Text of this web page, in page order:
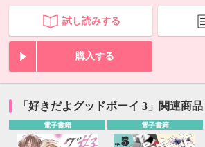
試し読みする
購入する
「好きだよグッドボーイ 3」関連商品
電子書籍 電子書籍